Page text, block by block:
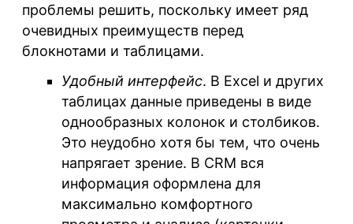
проблемы решить, поскольку имеет ряд
очевидных преимуществ перед
блокнотами и таблицами.
Удобный интерфейс. В Excel и других
таблицах данные приведены в виде
однообразных колонок и столбиков.
Это неудобно хотя бы тем, что очень
напрягает зрение. В CRM вся
информация оформлена для
максимально комфортного